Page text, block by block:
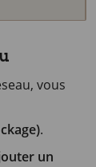
vous
.
un